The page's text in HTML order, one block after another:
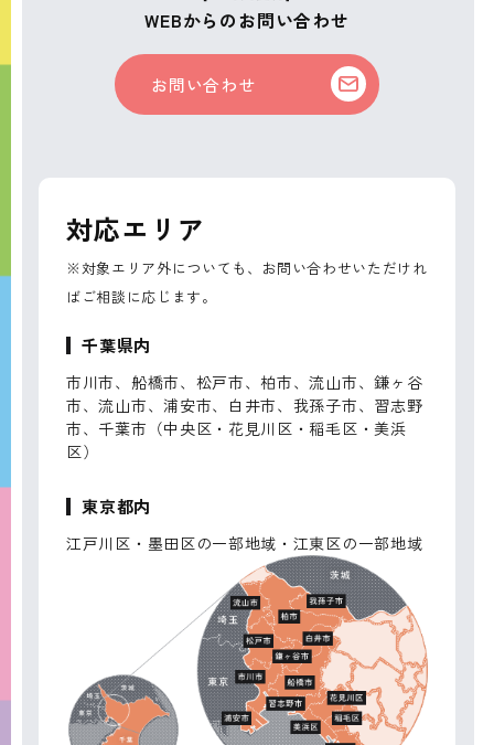
WEBからのお問い合わせ
お問い合わせ
対応エリア
※対象エリア外についても、お問い合わせいただけれ
ばご相談に応じます。
千葉県内
市川市、船橋市、松戸市、柏市、流山市、鎌ヶ谷
市、流山市、浦安市、白井市、我孫子市、習志野
市、千葉市（中央区・花見川区・稲毛区・美浜
区）
東京都内
江戸川区・墨田区の一部地域・江東区の一部地域